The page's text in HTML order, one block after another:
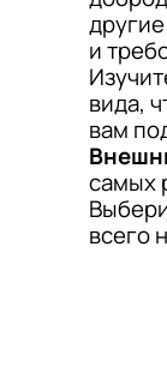
и
вида,
вам
самых
всего